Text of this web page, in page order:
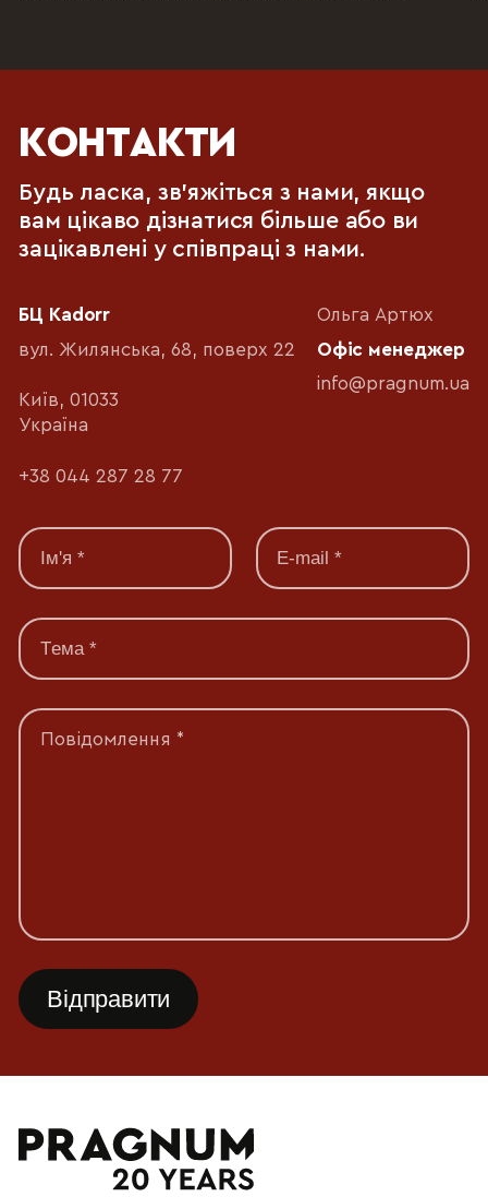
КОНТАКТИ
Будь ласка, зв'яжіться з нами, якщо
вам цікаво дізнатися більше або ви
зацікавлені у співпраці з нами.
БЦ Kadorr
вул. Жилянська, 68, поверх 22
Київ, 01033
Україна
+38 044 287 28 77
Ольга Артюх
Офіс менеджер
info@pragnum.ua
Повідомлення *